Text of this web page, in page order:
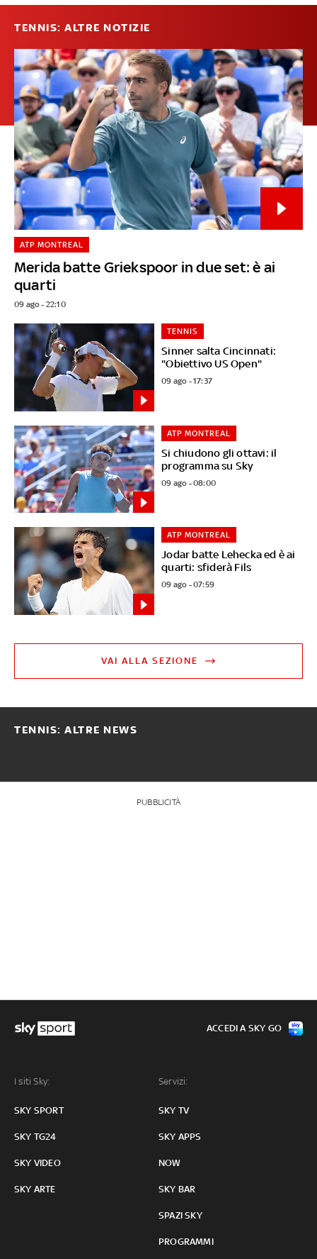
TENNIS: ALTRE NOTIZIE
Merida batte Griekspoor in due set: è ai
quarti
ATP MONTREAL
09 ago - 22:10
Sinner salta Cincinnati:
"Obiettivo US Open"
TENNIS
09 ago - 17:37
Si chiudono gli ottavi: il
programma su Sky
ATP MONTREAL
09 ago - 08:00
Jodar batte Lehecka ed è ai
quarti: sfiderà Fils
ATP MONTREAL
09 ago - 07:59
VAI ALLA SEZIONE
TENNIS: ALTRE NEWS
PUBBLICITÀ
I siti Sky:
SKY SPORT
SKY TG24
SKY VIDEO
SKY ARTE
Servizi:
SKY TV
SKY APPS
NOW
SKY BAR
SPAZI SKY
PROGRAMMI
ACCEDI A SKY GO